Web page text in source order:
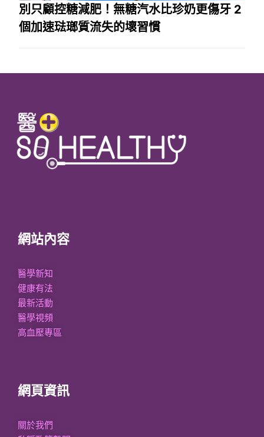
別只顧控糖減肥！無糖汽水比珍奶更傷牙 2
個加速琺瑯質流失的壞習慣
網站內容
醫學新知
健康有法
最新活動
醫學視頻
高血壓專區
網頁資訊
關於我們